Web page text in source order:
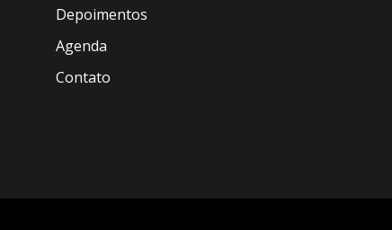
Depoimentos
Agenda
Contato